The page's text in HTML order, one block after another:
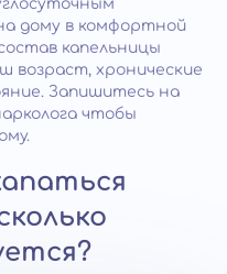
дому в комфортной
капельницы
возраст, хронические
Запишитесь на
чтобы